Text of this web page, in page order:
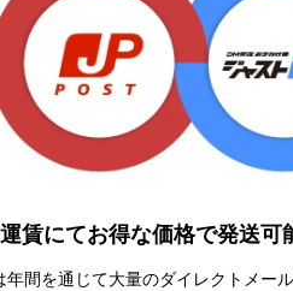
賃にてお得な価格で発送可
年間を通じて大量のダイレクトメー